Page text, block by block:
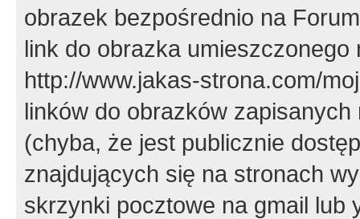
obrazek bezpośrednio na
link do obrazka
http://www.jakas-strona.com/
linków do obrazków
(chyba, że jest publicznie
znajdujących się na stronach
skrzynki pocztowe na gmail lub